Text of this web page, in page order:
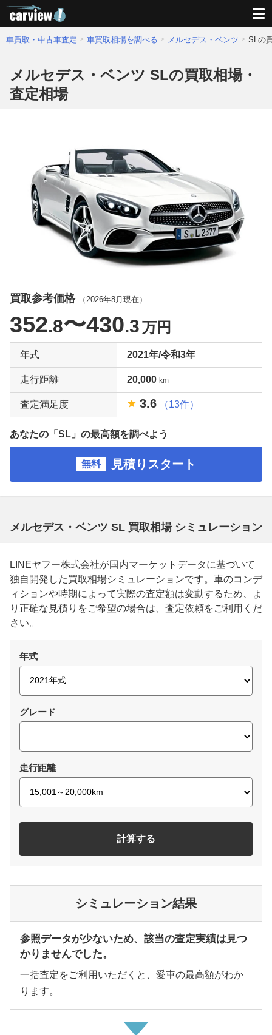
車買取・中古車査定 車買取相場を調べる メルセデス・ベンツ SLの
メルセデス・ベンツ SLの買取相場・
査定相場
買取参考価格 （ 2026年8月 現在）
352.8〜430.3万円
年式 2021年/令和3年
走行距離 20,000 km
査定満足度 3.6 （13件）
あなたの「SL」の最高額を調べよう
無料 見積りスタート
メルセデス・ベンツ SL 買取相場 シミュレーション
LINEヤフー株式会社が国内マーケットデータに基づいて
独自開発した買取相場シミュレーションです。車のコンデ
ィションや時期によって実際の査定額は変動するため、よ
り正確な見積りをご希望の場合は、査定依頼をご利用くだ
さい。
年式
グレード
走行距離
計算する
シミュレーション結果
参照データが少ないため、該当の査定実績は見つ
かりませんでした。
一括査定をご利用いただくと、愛車の最高額がわか
ります。